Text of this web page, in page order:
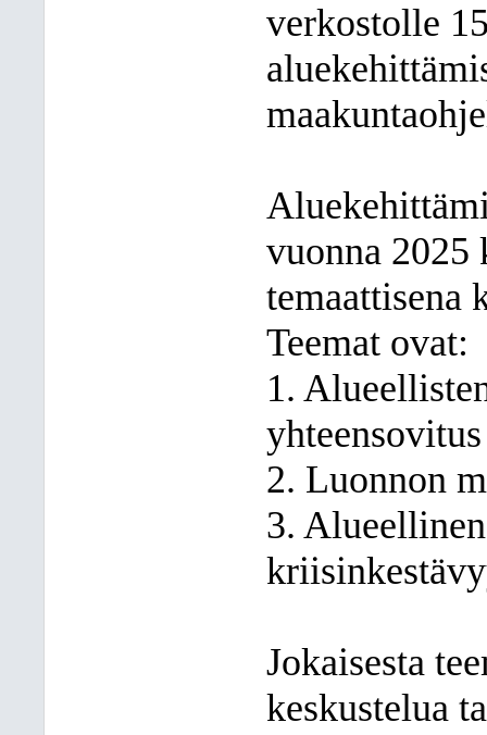
verkostolle
vuonna 2025
temaattisena
Teemat ovat:
1.
2. Luonnon
3.
Jokaisesta
keskustelua